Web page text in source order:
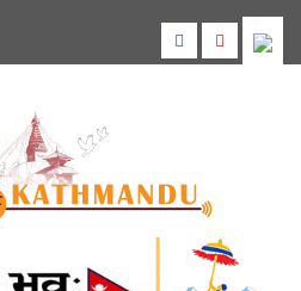
Facebook
Youtube